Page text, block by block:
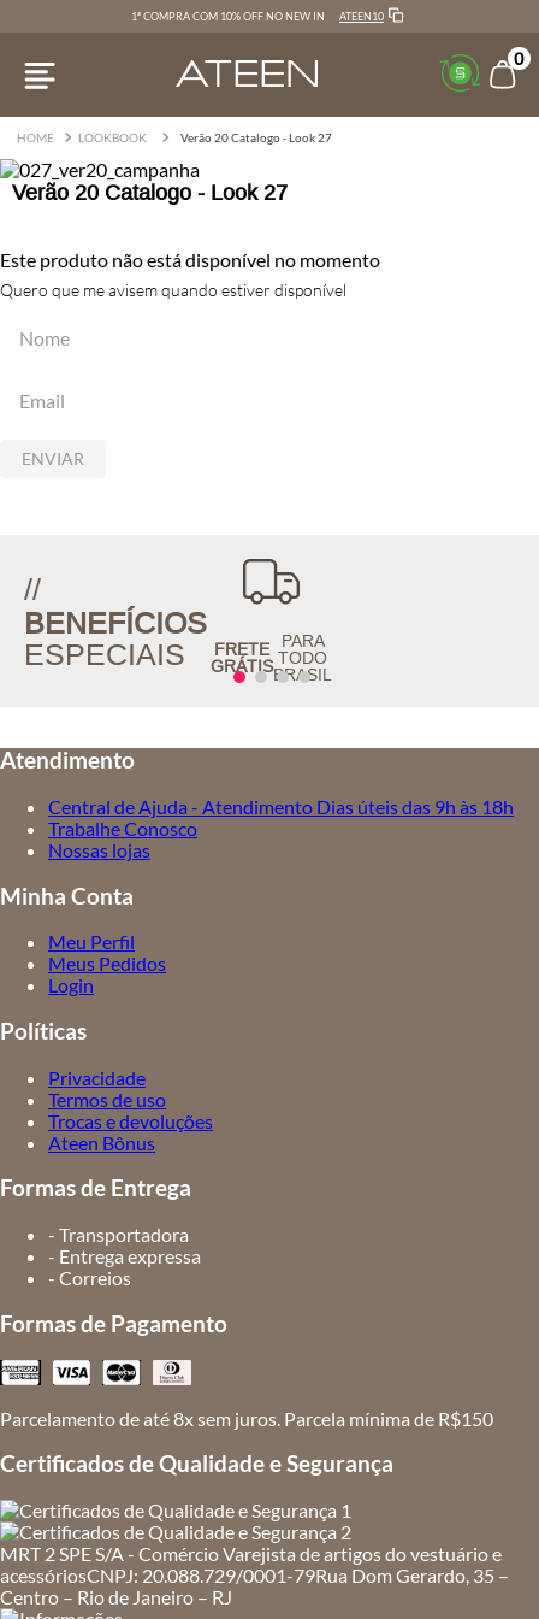
1ª COMPRA COM 10% OFF NO NEW IN ATEEN10
0
LOOKBOOK Verão 20 Catalogo - Look 27
Verão 20 Catalogo - Look 27
Este produto não está disponível no momento
Quero que me avisem quando estiver disponível
ENVIAR
//
BENEFÍCIOS
ESPECIAIS
FRETE
GRÁTIS
PARA
TODO
BRASIL
Atendimento
Central de Ajuda - Atendimento Dias úteis das 9h às 18h
Trabalhe Conosco
Nossas lojas
Minha Conta
Meu Perfil
Meus Pedidos
Login
Políticas
Privacidade
Termos de uso
Trocas e devoluções
Ateen Bônus
Formas de Entrega
- Transportadora
- Entrega expressa
- Correios
Formas de Pagamento
Parcelamento de até 8x sem juros. Parcela mínima de R$150
Certificados de Qualidade e Segurança
MRT 2 SPE S/A - Comércio Varejista de artigos do vestuário e
acessóriosCNPJ: 20.088.729/0001-79Rua Dom Gerardo, 35 –
Centro – Rio de Janeiro – RJ